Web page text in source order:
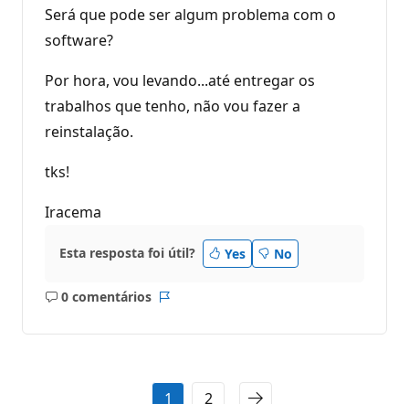
Será que pode ser algum problema com o
software?
Por hora, vou levando...até entregar os
trabalhos que tenho, não vou fazer a
reinstalação.
tks!
Iracema
Esta resposta foi útil? Yes No
0 comentários
Sem
1 2